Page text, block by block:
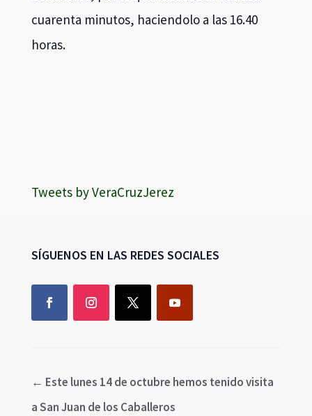
cuarenta minutos, haciendolo a las 16.40
horas.
Tweets by VeraCruzJerez
SÍGUENOS EN LAS REDES SOCIALES
← Este lunes 14 de octubre hemos tenido visita
a San Juan de los Caballeros